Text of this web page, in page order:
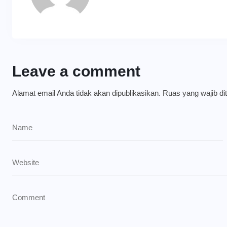
Leave a comment
Alamat email Anda tidak akan dipublikasikan. Ruas yang wajib